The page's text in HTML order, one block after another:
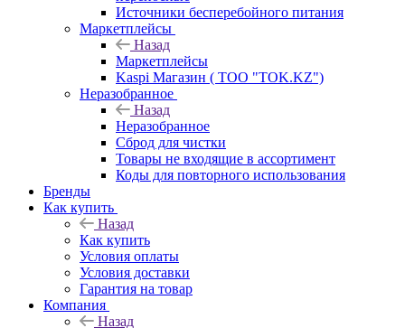
Источники бесперебойного питания
Маркетплейсы
Назад
Маркетплейсы
Kaspi Магазин ( ТОО "TOK.KZ")
Неразобранное
Назад
Неразобранное
Сброд для чистки
Товары не входящие в ассортимент
Коды для повторного использования
Бренды
Как купить
Назад
Как купить
Условия оплаты
Условия доставки
Гарантия на товар
Компания
Назад